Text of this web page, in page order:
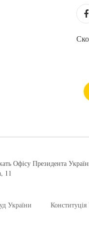
Офісу Президента
11
України Конституція